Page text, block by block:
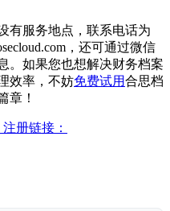
有服务地点，联系电话为
，还可通过微信
。如果您也想解决财务档案
效率，不妨免费试用合思档
章！
册链接：